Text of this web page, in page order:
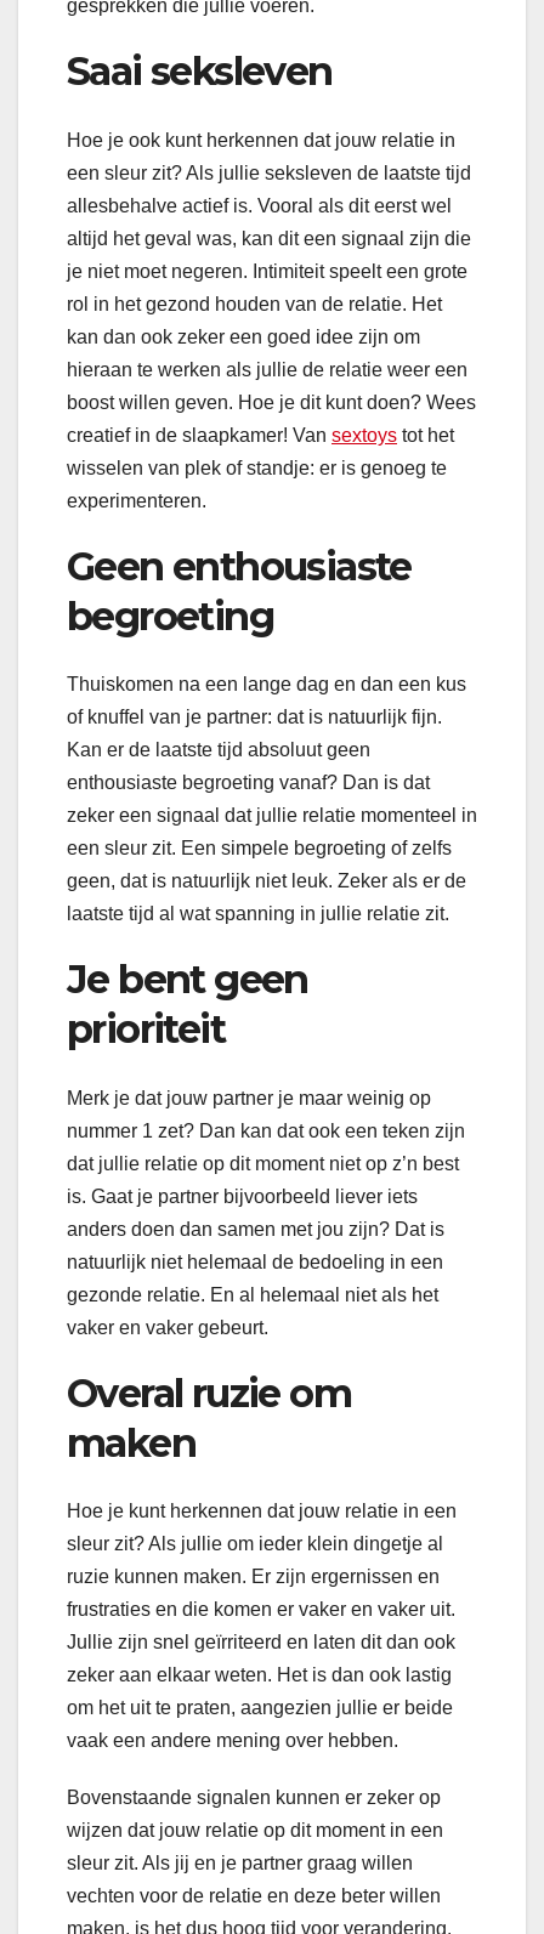
gesprekken die jullie voeren.
Saai seksleven
Hoe je ook kunt herkennen dat jouw relatie in
een sleur zit? Als jullie seksleven de laatste tijd
allesbehalve actief is. Vooral als dit eerst wel
altijd het geval was, kan dit een signaal zijn die
je niet moet negeren. Intimiteit speelt een grote
rol in het gezond houden van de relatie. Het
kan dan ook zeker een goed idee zijn om
hieraan te werken als jullie de relatie weer een
boost willen geven. Hoe je dit kunt doen? Wees
creatief in de slaapkamer! Van sextoys tot het
wisselen van plek of standje: er is genoeg te
experimenteren.
Geen enthousiaste
begroeting
Thuiskomen na een lange dag en dan een kus
of knuffel van je partner: dat is natuurlijk fijn.
Kan er de laatste tijd absoluut geen
enthousiaste begroeting vanaf? Dan is dat
zeker een signaal dat jullie relatie momenteel in
een sleur zit. Een simpele begroeting of zelfs
geen, dat is natuurlijk niet leuk. Zeker als er de
laatste tijd al wat spanning in jullie relatie zit.
Je bent geen
prioriteit
Merk je dat jouw partner je maar weinig op
nummer 1 zet? Dan kan dat ook een teken zijn
dat jullie relatie op dit moment niet op z’n best
is. Gaat je partner bijvoorbeeld liever iets
anders doen dan samen met jou zijn? Dat is
natuurlijk niet helemaal de bedoeling in een
gezonde relatie. En al helemaal niet als het
vaker en vaker gebeurt.
Overal ruzie om
maken
Hoe je kunt herkennen dat jouw relatie in een
sleur zit? Als jullie om ieder klein dingetje al
ruzie kunnen maken. Er zijn ergernissen en
frustraties en die komen er vaker en vaker uit.
Jullie zijn snel geïrriteerd en laten dit dan ook
zeker aan elkaar weten. Het is dan ook lastig
om het uit te praten, aangezien jullie er beide
vaak een andere mening over hebben.
Bovenstaande signalen kunnen er zeker op
wijzen dat jouw relatie op dit moment in een
sleur zit. Als jij en je partner graag willen
vechten voor de relatie en deze beter willen
maken, is het dus hoog tijd voor verandering.